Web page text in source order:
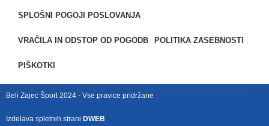
SPLOŠNI POGOJI POSLOVANJA
VRAČILA IN ODSTOP OD POGODB POLITIKA ZASEBNOSTI
PIŠKOTKI
Beli Zajec Šport 2024 - Vse pravice pridržane
Izdelava spletnih strani DWEB